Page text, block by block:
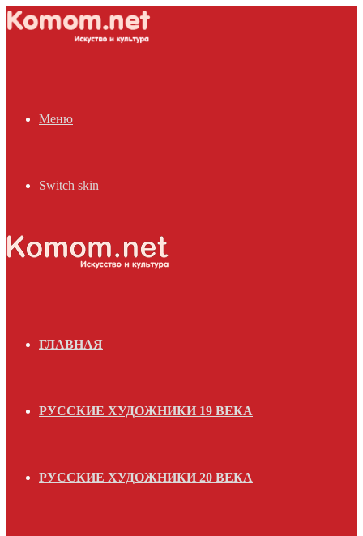
Меню
Switch skin
ГЛАВНАЯ
РУССКИЕ ХУДОЖНИКИ 19 ВЕКА
РУССКИЕ ХУДОЖНИКИ 20 ВЕКА